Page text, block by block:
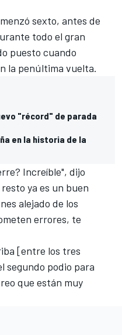
sexto, antes de
todo el gran
puesto cuando
la penúltima vuelta.
"récord" de parada
en la historia de la
Increíble", dijo
ya es un buen
alejado de los
errores, te
[entre los tres
segundo podio para
que están muy